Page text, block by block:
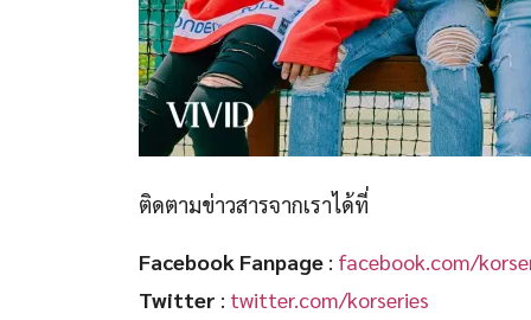
ติดตามข่าวสารจากเราได้ที่
Facebook Fanpage : facebook.com/
Twitter : twitter.com/korseries